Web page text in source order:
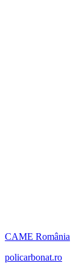
CAME România
policarbonat.ro